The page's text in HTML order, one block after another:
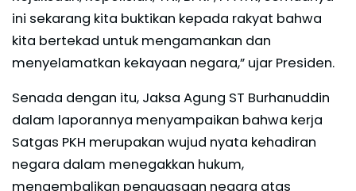
ini sekarang kita buktikan kepada rakyat bahwa
kita bertekad untuk mengamankan dan
menyelamatkan kekayaan negara,” ujar Presiden.
Senada dengan itu, Jaksa Agung ST Burhanuddin
dalam laporannya menyampaikan bahwa kerja
Satgas PKH merupakan wujud nyata kehadiran
negara dalam menegakkan hukum,
mengembalikan penguasaan negara atas